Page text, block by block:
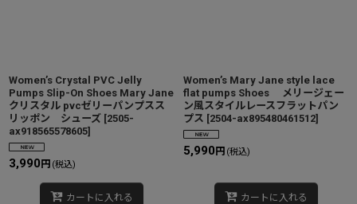
Women’s Crystal PVC Jelly
Pumps Slip-On Shoes Mary Jane
クリスタル pvcゼリーパンプスス
リッポン シューズ [2505-
ax918565578605]
3,990 円 (税込)
カートに入れる
Women’s Mary Jane style lace
flat pumps Shoes メリージェー
ン風スタイルレースフラットパン
プス [2504-ax895480461512]
5,990 円 (税込)
カートに入れる